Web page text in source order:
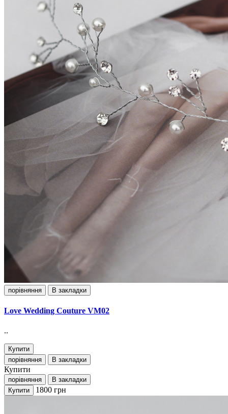
порівняння В закладки
Love Wedding Couture VM02
..
Купити
порівняння
В закладки
Купити
порівняння
В закладки
Купити
1800 грн